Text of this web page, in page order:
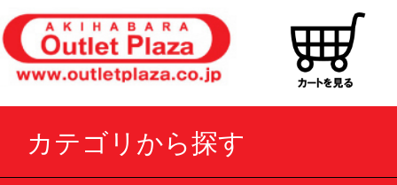
カテゴリから探す